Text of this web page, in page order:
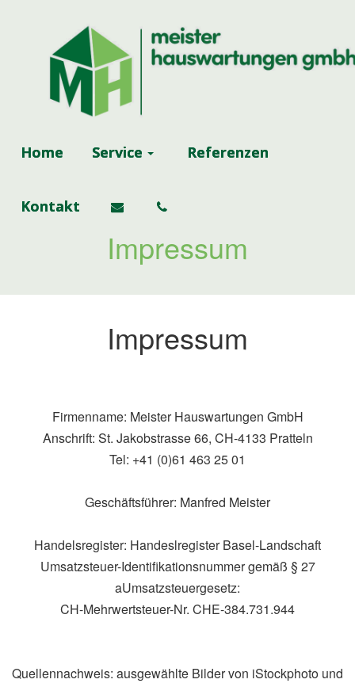
Home Service Referenzen
Kontakt
Impressum
Impressum
Firmenname: Meister Hauswartungen GmbH
Anschrift: St. Jakobstrasse 66, CH-4133 Pratteln
Tel: +41 (0)61 463 25 01
Geschäftsführer: Manfred Meister
Handelsregister: Handeslregister Basel-Landschaft
Umsatzsteuer-Identifikationsnummer gemäß § 27
aUmsatzsteuergesetz:
CH-Mehrwertsteuer-Nr. CHE‑384.731.944
Quellennachweis: ausgewählte Bilder von iStockphoto und